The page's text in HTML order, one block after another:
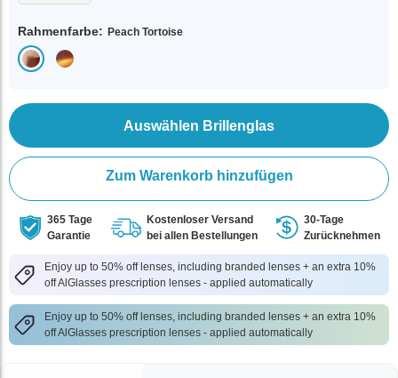
Rahmenfarbe: Peach Tortoise
Auswählen Brillenglas
Zum Warenkorb hinzufügen
365 Tage
Garantie
Kostenloser Versand
bei allen Bestellungen
30-Tage
Zurücknehmen
Enjoy up to 50% off lenses, including branded lenses + an extra 10%
off AlGlasses prescription lenses - applied automatically
Enjoy up to 50% off lenses, including branded lenses + an extra 10%
off AlGlasses prescription lenses - applied automatically